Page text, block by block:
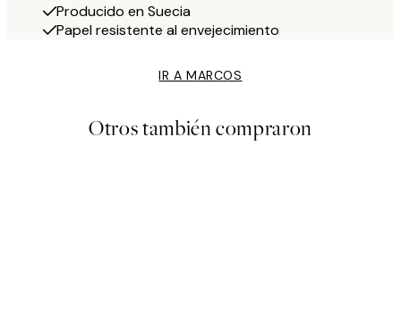
Producido en Suecia
Papel resistente al envejecimiento
IR A MARCOS
Otros también compraron